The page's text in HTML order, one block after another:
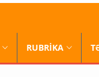
RUBRİKA